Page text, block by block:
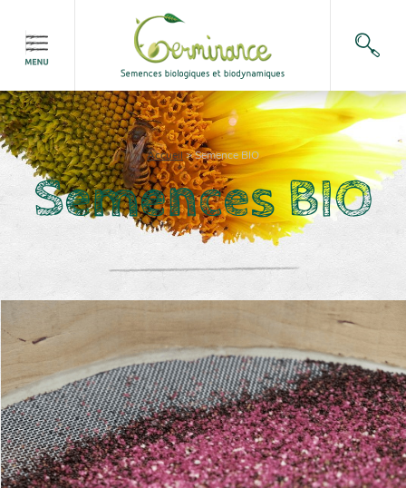
Accueil>Semence BIO
Semences BIO